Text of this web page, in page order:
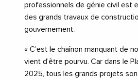
professionnels de génie civil est
des grands travaux de
gouvernement.
« C’est le chaînon manquant de
vient d’être pourvu. Car dans le
2025, tous les grands projets